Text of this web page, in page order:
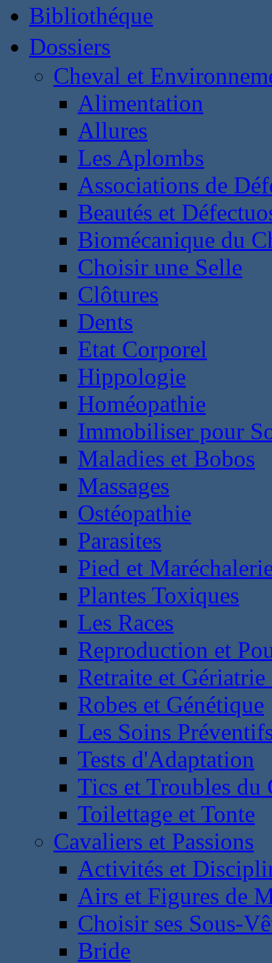
Bibliothéque
Dossiers
Cheval et
Alimentation
Allures
Les Aplombs
Associations de
Beautés et
Biomécanique du
Choisir une Selle
Clôtures
Dents
Etat Corporel
Hippologie
Homéopathie
Immobiliser pour
Maladies et Bobos
Massages
Ostéopathie
Parasites
Pied et
Plantes Toxiques
Les Races
Reproduction et
Retraite et
Robes et Génétique
Les Soins
Tests d'Adaptation
Tics et Troubles du
Toilettage et Tonte
Cavaliers et Passions
Activités et
Airs et Figures de
Choisir ses Sous-
Bride